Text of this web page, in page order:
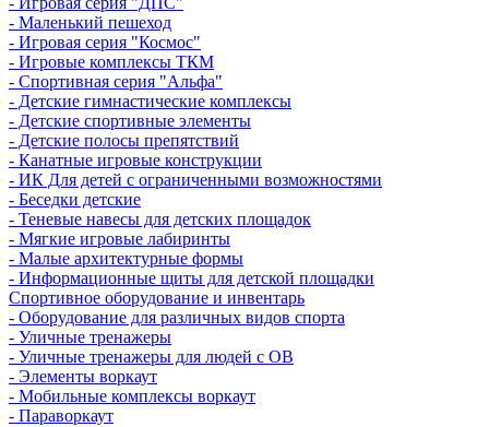
- Маленький пешеход
- Игровая серия "Космос"
- Игровые комплексы ТКМ
- Спортивная серия "Альфа"
- Детские гимнастические комплексы
- Детские спортивные элементы
- Детские полосы препятствий
- Канатные игровые конструкции
- ИК Для детей с ограниченными возможностями
- Беседки детские
- Теневые навесы для детских площадок
- Мягкие игровые лабиринты
- Малые архитектурные формы
- Информационные щиты для детской площадки
Спортивное оборудование и инвентарь
- Оборудование для различных видов спорта
- Уличные тренажеры
- Уличные тренажеры для людей с ОВ
- Элементы воркаут
- Мобильные комплексы воркаут
- Параворкаут